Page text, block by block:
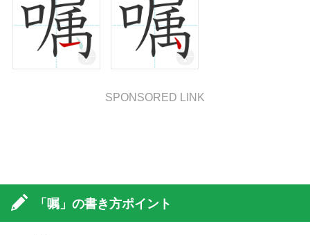
SPONSORED LINK
「嘱」の書き方ポイント